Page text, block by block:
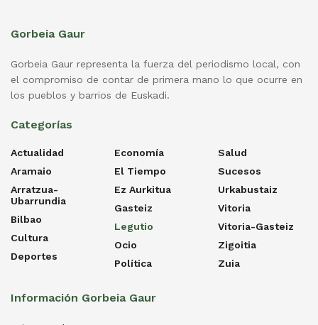
Gorbeia Gaur
Gorbeia Gaur representa la fuerza del periodismo local, con
el compromiso de contar de primera mano lo que ocurre en
los pueblos y barrios de Euskadi.
Categorías
Actualidad
Aramaio
Arratzua-
Ubarrundia
Bilbao
Cultura
Deportes
Economía
El Tiempo
Ez Aurkitua
Gasteiz
Legutio
Ocio
Política
Salud
Sucesos
Urkabustaiz
Vitoria
Vitoria-Gasteiz
Zigoitia
Zuia
Información Gorbeia Gaur